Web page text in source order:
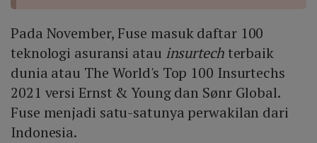
Pada November, Fuse masuk daftar 100
teknologi asuransi atau insurtechterbaik
dunia atau The World's Top 100 Insurtechs
2021 versi Ernst & Young dan Sønr Global.
Fuse menjadi satu-satunya perwakilan dari
Indonesia.